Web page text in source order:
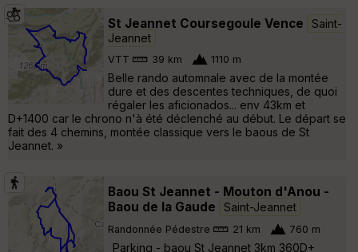
St Jeannet Coursegoule Vence
Saint-
Jeannet
VTT 39 km 1110 m
Belle rando automnale avec de la montée
dure et des descentes techniques, de quoi
régaler les aficionados... env 43km et
D+1400 car le chrono n'à été déclenché au début. Le départ se
fait des 4 chemins, montée classique vers le baous de St
Jeannet. »
Baou St Jeannet - Mouton d'Anou -
Baou de la Gaude
Saint-Jeannet
Randonnée Pédestre 21 km 760 m
_Parking - baou St Jeannet 3km 360D+